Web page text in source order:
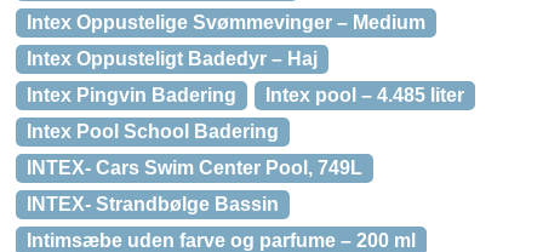
Intex Oppustelige Svømmevinger – Medium
Intex Oppusteligt Badedyr – Haj
Intex Pingvin Badering
Intex pool – 4.485 liter
Intex Pool School Badering
INTEX- Cars Swim Center Pool, 749L
INTEX- Strandbølge Bassin
Intimsæbe uden farve og parfume – 200 ml